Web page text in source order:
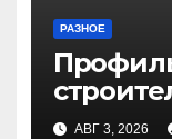
РАЗНОЕ
Медичи
АВГ 3, 2026